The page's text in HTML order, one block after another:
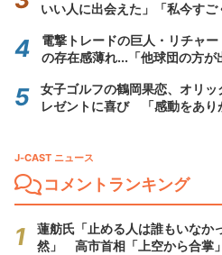
いい人に出会えた」「私今すご
電撃トレードの巨人・リチャ
の存在感薄れ...「他球団の方が
女子ゴルフの鶴岡果恋、オリ
レゼントに喜び 「感動をあり
J-CAST ニュース
コメントランキング
蓮舫氏「止める人は誰もいなか
然」 高市首相「上空から合掌